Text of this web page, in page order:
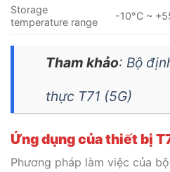
Storage
temperature range
-10°C ~
Tham khảo: Bộ
thực T71 (5G)
Ứng dụng của thiết bị
Phương pháp làm việc của